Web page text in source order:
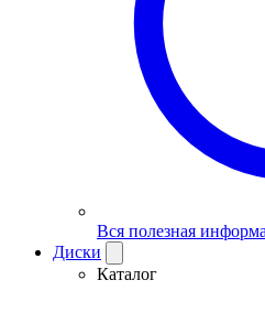
Вся полезная
Диски
Каталог